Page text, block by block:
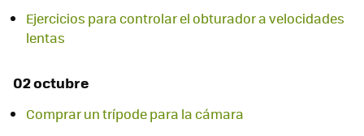
Ejercicios para controlar el obturador a velocidades
lentas
02 octubre
Comprar un trípode para la cámara